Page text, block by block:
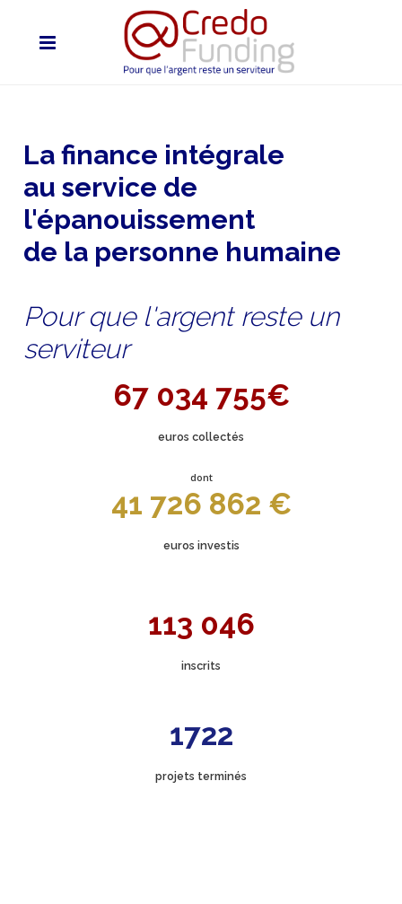
La finance intégrale
au service de
l'épanouissement
de la personne humaine
Pour que l'argent reste un
serviteur
67 034 755€
euros collectés
dont
41 726 862 €
euros investis
113 046
inscrits
1722
projets terminés